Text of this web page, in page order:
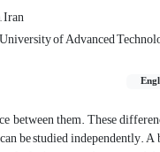
Iran
of Advanced
between them. These
be studied independently.